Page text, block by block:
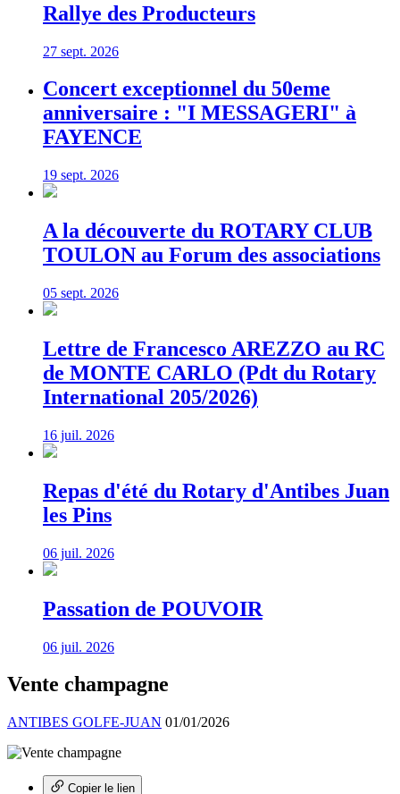
Rallye des Producteurs
27 sept. 2026
Concert exceptionnel du 50eme
anniversaire : "I MESSAGERI" à
FAYENCE
19 sept. 2026
A la découverte du ROTARY CLUB
TOULON au Forum des associations
05 sept. 2026
Lettre de Francesco AREZZO au RC
de MONTE CARLO (Pdt du Rotary
International 205/2026)
16 juil. 2026
Repas d'été du Rotary d'Antibes Juan
les Pins
06 juil. 2026
Passation de POUVOIR
06 juil. 2026
Vente champagne
ANTIBES GOLFE-JUAN 01/01/2026
Copier le lien